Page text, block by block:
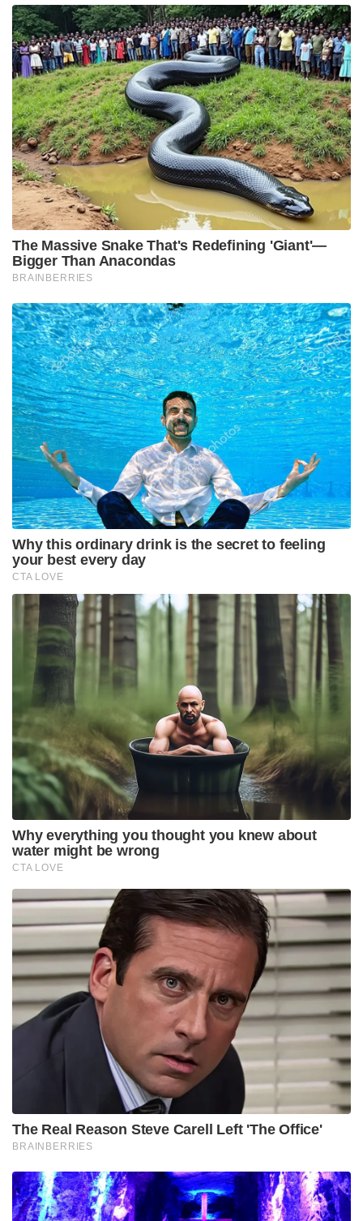
ശതമാനവും വ്യാജമാണെന്ന് ചുരുക്കം.
കൂടാതെ, ഡിജിറ്റൈസ് ചെയ്ത ജനന
സർട്ടിഫിക്കറ്റുകളിലും വലിയ തോതിലുള്ള
ക്രമക്കേടുകളാണ് കണ്ടെത്തിയിരിക്കുന്നത്.
പരിശോധിച്ച 10,15,880 ഡിജിറ്റൽ സർട്ടിഫിക്കറ്റുകളിൽ
1,50,174 എണ്ണം വ്യാജമാണെന്ന് വ്യക്തമായി. രണ്ടു
വിഭാഗങ്ങളിലുമായി ആകെ 1.61 ലക്ഷത്തിലധികം
വ്യാജ സർട്ടിഫിക്കറ്റുകളാണ് ബംഗാളിൽ ഇതുവരെ
പിടികൂടിയിട്ടുള്ളത്.
സംഭവം പുറത്തുവന്നതോടെ തൃണമൂൽ കോൺഗ്രസ്
സർക്കാരിനെതിരെ രൂക്ഷവിമർശനവുമായി ബിജെപി
രംഗത്തെത്തി. അതിർത്തി പ്രദേശങ്ങളിൽ
വരുത്താൻ ആസൂത്രിത ശ്രമം നടക്കുന്നുണ്ടെന്ന്
ബിജെപി നേതാവ് ഷാമിക് ഭട്ടാചാര്യ ആരോപിച്ചു.
തിരഞ്ഞെടുപ്പിന് മുൻപ് തന്നെ തങ്ങൾ ഈ വിഷയം
ഉന്നയിച്ചിരുന്നതാണെന്നും, ബംഗാളിലെ ഭരണകക്ഷി
ആളുകൾക്ക് ആധാർ കാർഡുകളും വ്യാജ ജനന
സർട്ടിഫിക്കറ്റുകളും വളരെ എളുപ്പത്തിൽ നിർമ്മിച്ചു
നൽകുകയാണെന്നും അദ്ദേഹം കുറ്റപ്പെടുത്തി. വരും
ദിവസങ്ങളിൽ ഈ വിഷയം ബംഗാൾ രാഷ്ട്രീയത്തിൽ
കൂടുതൽ പുകയാനാണ് സാധ്യത.
Tags: west bengal Birth Certificates